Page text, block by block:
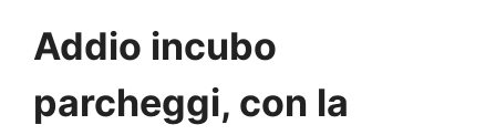
Addio incubo
parcheggi, con la